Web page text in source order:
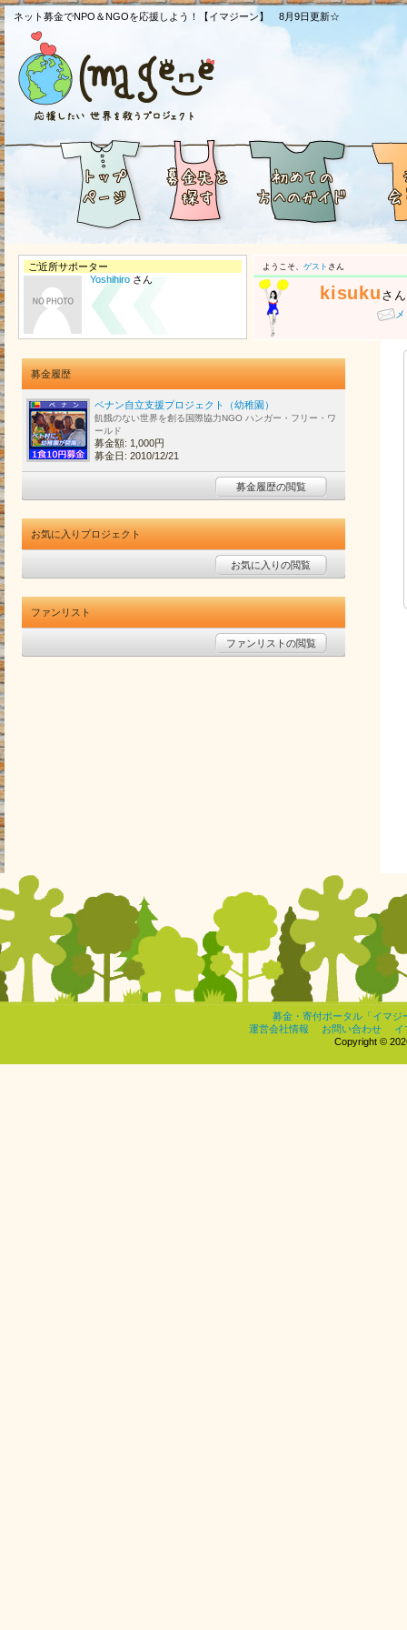
ネット募金でNPO＆NGOを応援しよう！【イマジーン】 8月9日更新☆
ご近所サポーター
Yoshihiro さん
ようこそ、 ゲスト さん
kisuku さん
募金履歴
ベナン自立支援プロジェクト（幼稚園）
飢餓のない世界を創る国際協力NGO ハンガー・フリー・ワ
ールド
募金額: 1,000円
募金日: 2010/12/21
募金履歴の閲覧
お気に入りプロジェクト
お気に入りの閲覧
ファンリスト
ファンリストの閲覧
募金・寄付ポータル「イマジ
運営会社情報
お問い合わせ
イ
Copyright ©